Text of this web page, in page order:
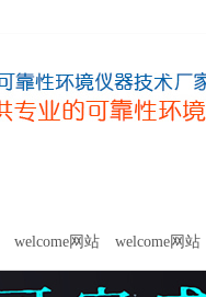
welcome网站 welcome网站